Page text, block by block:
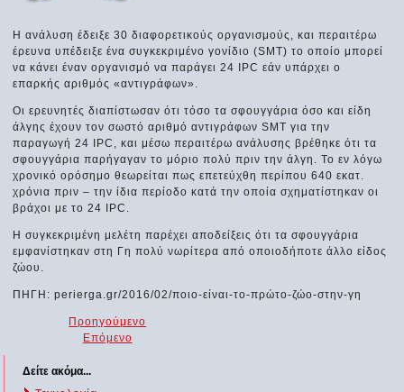
Η ανάλυση έδειξε 30 διαφορετικούς οργανισμούς, και περαιτέρω
έρευνα υπέδειξε ένα συγκεκριμένο γονίδιο (SMT) το οποίο μπορεί
να κάνει έναν οργανισμό να παράγει 24 IPC εάν υπάρχει ο
επαρκής αριθμός «αντιγράφων».
Οι ερευνητές διαπίστωσαν ότι τόσο τα σφουγγάρια όσο και είδη
άλγης έχουν τον σωστό αριθμό αντιγράφων SMT για την
παραγωγή 24 IPC, και μέσω περαιτέρω ανάλυσης βρέθηκε ότι τα
σφουγγάρια παρήγαγαν το μόριο πολύ πριν την άλγη. Το εν λόγω
χρονικό ορόσημο θεωρείται πως επετεύχθη περίπου 640 εκατ.
χρόνια πριν – την ίδια περίοδο κατά την οποία σχηματίστηκαν οι
βράχοι με το 24 IPC.
Η συγκεκριμένη μελέτη παρέχει αποδείξεις ότι τα σφουγγάρια
εμφανίστηκαν στη Γη πολύ νωρίτερα από οποιοδήποτε άλλο είδος
ζώου.
ΠΗΓΗ: perierga.gr/2016/02/ποιο-είναι-το-πρώτο-ζώο-στην-γη
Προηγούμενο
Επόμενο
Δείτε ακόμα...